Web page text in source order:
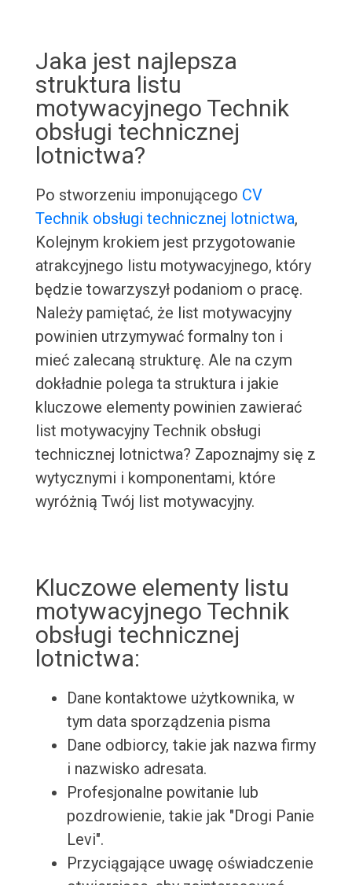
Jaka jest najlepsza
struktura listu
motywacyjnego Technik
obsługi technicznej
lotnictwa?
Po stworzeniu imponującego CV
Technik obsługi technicznej lotnictwa,
Kolejnym krokiem jest przygotowanie
atrakcyjnego listu motywacyjnego, który
będzie towarzyszył podaniom o pracę.
Należy pamiętać, że list motywacyjny
powinien utrzymywać formalny ton i
mieć zalecaną strukturę. Ale na czym
dokładnie polega ta struktura i jakie
kluczowe elementy powinien zawierać
list motywacyjny Technik obsługi
technicznej lotnictwa? Zapoznajmy się z
wytycznymi i komponentami, które
wyróżnią Twój list motywacyjny.
Kluczowe elementy listu
motywacyjnego Technik
obsługi technicznej
lotnictwa:
Dane kontaktowe użytkownika, w
tym data sporządzenia pisma
Dane odbiorcy, takie jak nazwa firmy
i nazwisko adresata.
Profesjonalne powitanie lub
pozdrowienie, takie jak "Drogi Panie
Levi".
Przyciągające uwagę oświadczenie